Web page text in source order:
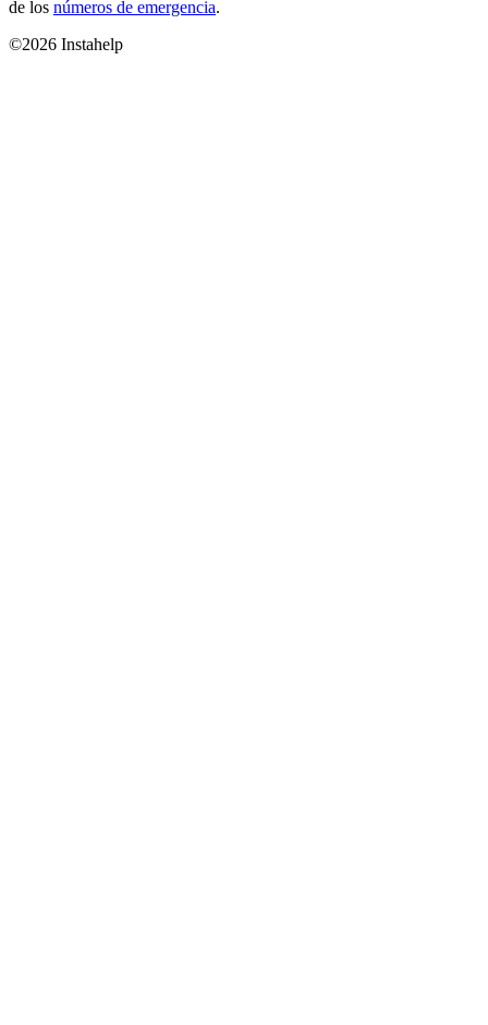
de los números de emergencia.
©2026 Instahelp